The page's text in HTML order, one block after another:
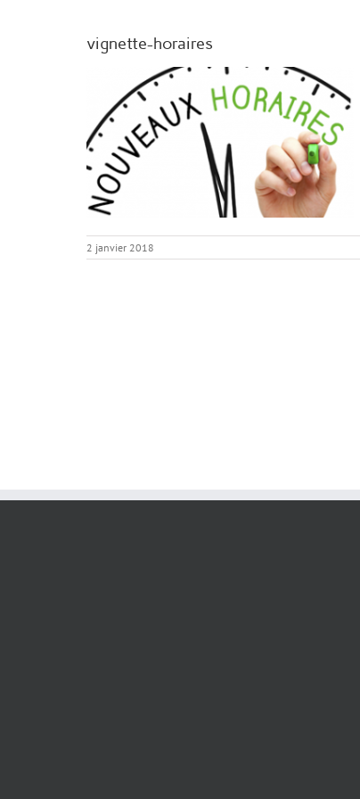
vignette-horaires
2 janvier 2018